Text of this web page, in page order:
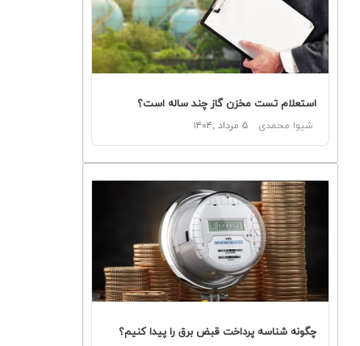
استعلام تست مخزن گاز چند ساله است؟
شیوا محمدی ۵ مرداد ,۱۴۰۴
چگونه شناسه پرداخت قبض برق را پیدا کنیم؟